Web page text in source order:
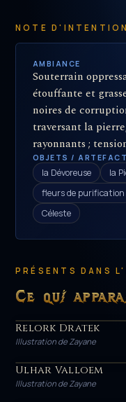
NOTE
AMBIANCE
Souterrain
étouffante et
noires de
traversant la
rayonnants ;
OBJETS /
la Dévoreuse la
fleurs de purification
Céleste
PRÉSENTS DANS
Ce qui
HÉROS
Relork Dratek
Illustration de Zayane
HÉROS
Ulhar Valloem
Illustration de Zayane